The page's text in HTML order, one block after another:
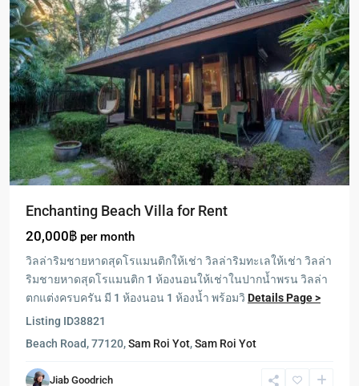
Enchanting Beach Villa for Rent
20,000฿ per month
วิลล่าริมชายหาดสุดโรแมนติกให้เช่า วิลล่าริมทะเลให้เช่า วิลล่า
ริมชายหาดสุดโรแมนติก 1 ห้องนอนให้เช่าในปากน้ำพรน วิลล่า
ตกแต่งครบครัน มี 1 ห้องนอน 1 ห้องน้ำ พร้อมวิ Details Page >
Listing ID38821
Beach Road, 77120,Sam Roi Yot,Sam Roi Yot
Jiab Goodrich